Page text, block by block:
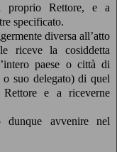
proprio Rettore, e a
specificato.
diversa all’atto
riceve la cosiddetta
paese o città di
o suo delegato) di quel
e a riceverne
dunque avvenire nel